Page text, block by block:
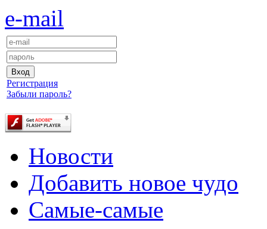
e-mail
Регистрация
Забыли пароль?
Новости
Добавить новое чудо
Самые-самые